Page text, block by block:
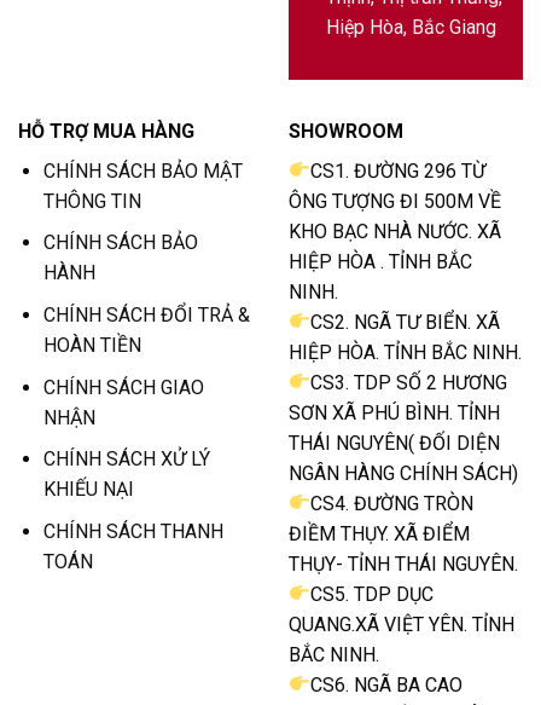
Hiệp Hòa, Bắc Giang
HỖ TRỢ MUA HÀNG
CHÍNH SÁCH BẢO MẬT
THÔNG TIN
CHÍNH SÁCH BẢO
HÀNH
CHÍNH SÁCH ĐỔI TRẢ &
HOÀN TIỀN
CHÍNH SÁCH GIAO
NHẬN
CHÍNH SÁCH XỬ LÝ
KHIẾU NẠI
CHÍNH SÁCH THANH
TOÁN
SHOWROOM
CS1. ĐƯỜNG 296 TỪ
ÔNG TƯỢNG ĐI 500M VỀ
KHO BẠC NHÀ NƯỚC. XÃ
HIỆP HÒA . TỈNH BẮC
NINH.
CS2. NGÃ TƯ BIỂN. XÃ
HIỆP HÒA. TỈNH BẮC NINH.
CS3. TDP SỐ 2 HƯƠNG
SƠN XÃ PHÚ BÌNH. TỈNH
THÁI NGUYÊN( ĐỐI DIỆN
NGÂN HÀNG CHÍNH SÁCH)
CS4. ĐƯỜNG TRÒN
ĐIỀM THỤY. XÃ ĐIỂM
THỤY- TỈNH THÁI NGUYÊN.
CS5. TDP DỤC
QUANG.XÃ VIỆT YÊN. TỈNH
BẮC NINH.
CS6. NGÃ BA CAO